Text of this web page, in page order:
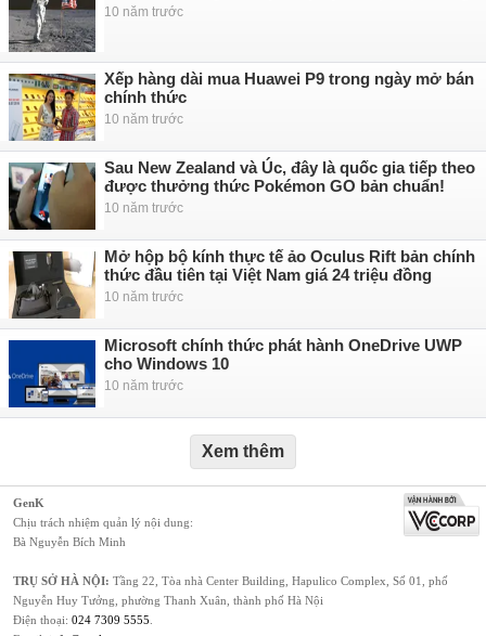
10 năm trước
Xếp hàng dài mua Huawei P9 trong ngày mở bán
chính thức
10 năm trước
Sau New Zealand và Úc, đây là quốc gia tiếp theo
được thưởng thức Pokémon GO bản chuẩn!
10 năm trước
Mở hộp bộ kính thực tế ảo Oculus Rift bản chính
thức đầu tiên tại Việt Nam giá 24 triệu đồng
10 năm trước
Microsoft chính thức phát hành OneDrive UWP
cho Windows 10
10 năm trước
Xem thêm
GenK
Chịu trách nhiệm quản lý nội dung:
Bà Nguyễn Bích Minh
TRỤ SỞ HÀ NỘI: Tầng 22, Tòa nhà Center Building, Hapulico Complex, Số 01, phố
Nguyễn Huy Tưởng, phường Thanh Xuân, thành phố Hà Nội
Điện thoại: 024 7309 5555